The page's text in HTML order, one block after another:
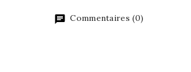
Commentaires (0)